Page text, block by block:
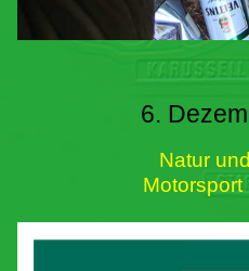
6.
Natur
Motorsport